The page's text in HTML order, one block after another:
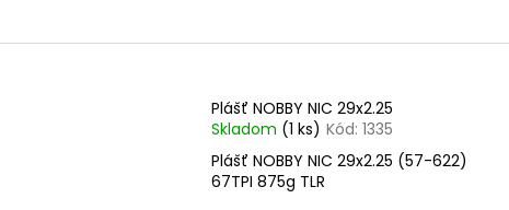
Plášť NOBBY NIC 29x2.25
Skladom (1 ks) Kód: 1335
Plášť NOBBY NIC 29x2.25 (57-622)
67TPI 875g TLR